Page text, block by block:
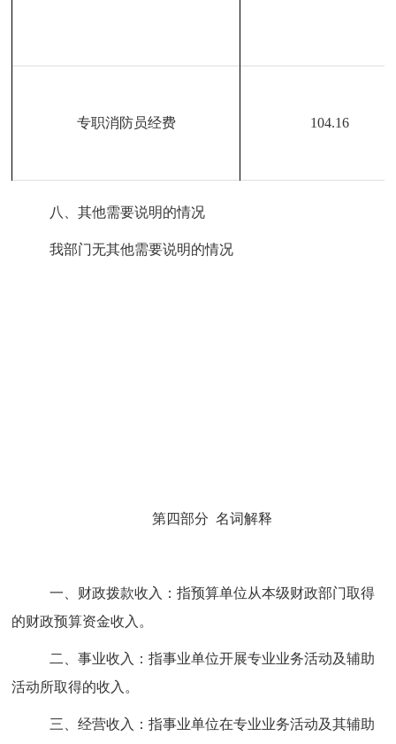
专职消防员经费 104.16
八 、其他需要说明的情况
我部门无其他需要说明的情况
第四部分 名词解释
一、财政拨款收入：指预算单位从本级财政部门取得
的财政预算资金收入。
二、事业收入：指事业单位开展专业业务活动及辅助
活动所取得的收入。
三、经营收入：指事业单位在专业业务活动及其辅助